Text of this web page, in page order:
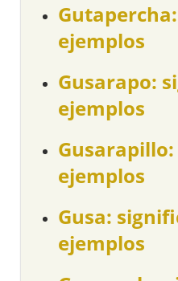
ejemplos
Gusarapo:
ejemplos
ejemplos
Gusa:
ejemplos